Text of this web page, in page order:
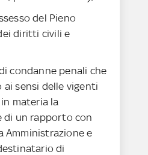
del Pieno
diritti civili e
condanne penali che
ai sensi delle vigenti
materia la
di un rapporto con
Amministrazione e
di